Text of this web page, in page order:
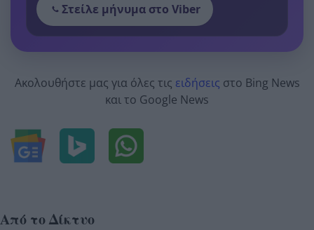
Στείλε μήνυμα στο Viber
Ακολουθήστε μας για όλες τις ειδήσεις στο Bing News
και το Google News
Από το Δίκτυο